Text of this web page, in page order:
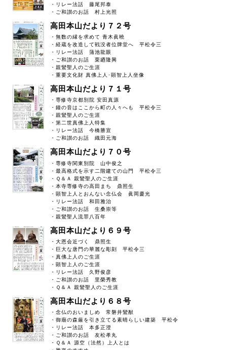
・リレー法話 藤尾邦泰
・ご和讃のお話 村上光照
高田本山だより７２号
・無数の縁を求めて 青木眞曉
・経蔵を改造して戦没者位牌堂へ 平松令三
・リレー法話 蒲池龍眼
・ご和讃のお話 栗廼隆興
・親鸞聖人のご生涯
・重要文化財 真佛上人･顕智上人坐像
高田本山だより７１号
・専修寺京都別院 安田真源
・鐘の音はここから町の人々へも 平松令三
・親鸞聖人のご生涯
・第二世真佛上人特集
・リレー法話 今橋勝宣
・ご和讃のお話 織田元海
高田本山だより７０号
・専修寺関東別院 山中俊之
・最高格式を示す二階建ての山門 平松令三
・Ｑ＆Ａ 親鸞聖人のご生涯
・本寺専修寺の高田まち 鼎照生
・顕智上人とおんない念仏会 眞岡慶光
・リレー法話 和田雅治
・ご和讃のお話 生桑崇等
・親鸞聖人流罪八百年
高田本山だより６９号
・大恩会近づく 鼎照生
・巨大な唐門の華麗な彫刻 平松令三
・真佛上人のご生涯
・顕智上人のご生涯
・リレー法話 久野俊彦
・ご和讃のお話 里榮秀教
・Ｑ＆Ａ 親鸞聖人のご生涯
高田本山だより６８号
・念仏のおいましめ 常磐井鸞猷
・御廟の森厳を引き立てる素晴らしい建築 平松令
・リレー法話 本多正澄
・ご和讃のお話 友松孝丸
・Ｑ＆Ａ 源空（法然）上人とは